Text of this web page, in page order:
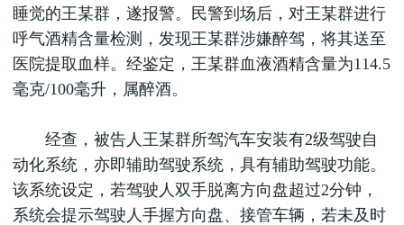
睡觉的王某群，遂报警。民警到场后，对王某群进行
呼气酒精含量检测，发现王某群涉嫌醉驾，将其送至
医院提取血样。经鉴定，王某群血液酒精含量为114.5
毫克/100毫升，属醉酒。
经查，被告人王某群所驾汽车安装有2级驾驶自
动化系统，亦即辅助驾驶系统，具有辅助驾驶功能。
该系统设定，若驾驶人双手脱离方向盘超过2分钟，
系统会提示驾驶人手握方向盘、接管车辆，若未及时